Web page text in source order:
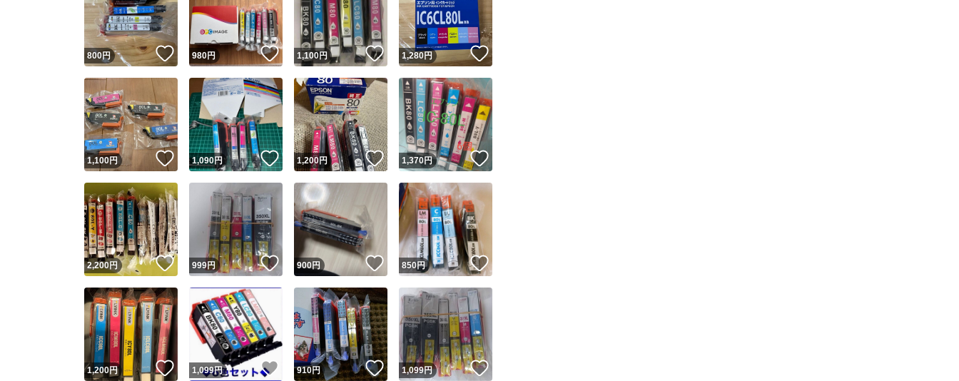
他フリマ実績◯+ このユーザーは他フリマサービスでの取引実績があります
スピード&安心発送
※このバッジは実績に基づく表示であり、発送を保証しているものではありません
スピード＆安心発送
このユーザーは高頻度で24時間以内＆設定した発送日数内に発送してい
ます
スピード発送 このユーザーは高頻度で24時間以内に発送しています
安心発送 このユーザーは設定した発送日数内に発送しています
出品ページへ
キャンセル
800円 いいね！
980円 いいね！
1,100円 いいね！
1,280円 いいね！
1,100円 いいね！
1,090円 いいね！
1,200円 いいね！
1,370円
2,200円 いいね！
999円 いいね！
900円 いいね！
850円 いいね！
1,200円 いいね！
1,099円 いいね！
910円 いいね！
1,099円